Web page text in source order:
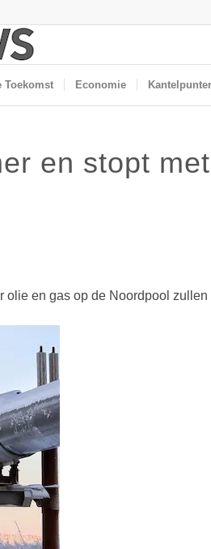
Toekomst Economie
en stopt
olie en gas op de Noordpool